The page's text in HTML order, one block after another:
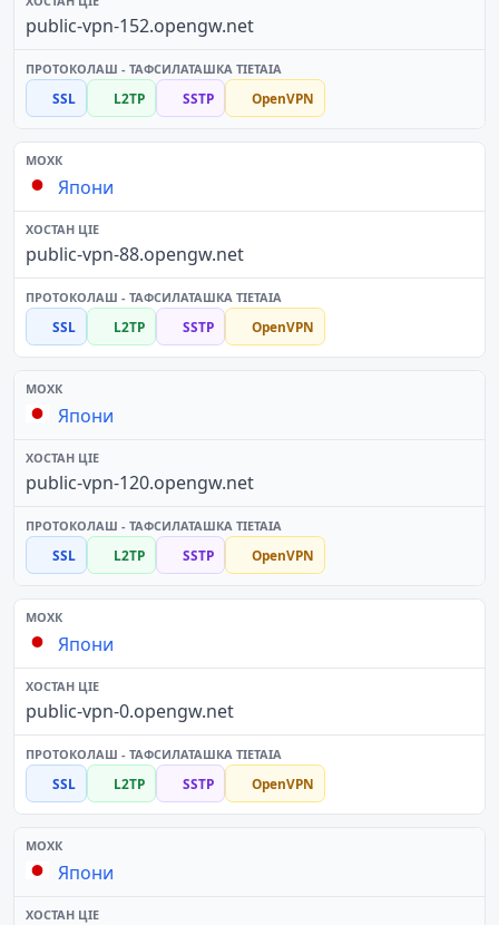
public-vpn-152.opengw.net
SSL L2TP SSTP OpenVPN
Япони
public-vpn-88.opengw.net
SSL L2TP SSTP OpenVPN
Япони
public-vpn-120.opengw.net
SSL L2TP SSTP OpenVPN
Япони
public-vpn-0.opengw.net
SSL L2TP SSTP OpenVPN
Япони